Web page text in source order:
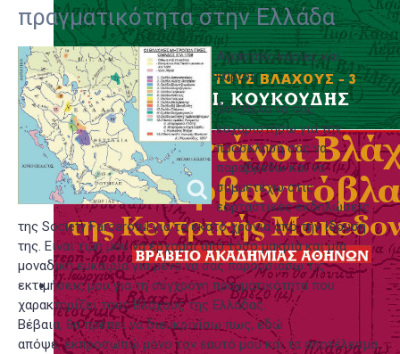
πραγματικότητα στην Ελλάδα
Αγαπητές κυρίες και
κύριοι,
Θα ήθελα να σας
ευχαριστήσω για την
πρόσκλησή σας να
παραβρεθώ και να
συμμετέχω στις
εορταστικές εκδηλώσεις
της Society Farcarotul για τα εκατό χρόνια από την ίδρυσή
της. Είναι τιμή μου να έρχομαι από τόσο μακριά και μία
μοναδική ευκαιρία για μένα να σας παρουσιάσω τις
εκτιμήσεις μου για τη σύγχρονη πραγματικότητα που
χαρακτηρίζει τους Βλάχους της Ελλάδας.
Βέβαια, θα πρέπει να διευκρινίσω πως, εδώ
απόψε, εκπροσωπώ μόνο τον εαυτό μου και τα αποτέλεσμα